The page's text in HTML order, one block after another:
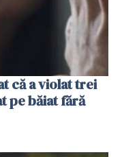
că a violat trei
pe băiat fără